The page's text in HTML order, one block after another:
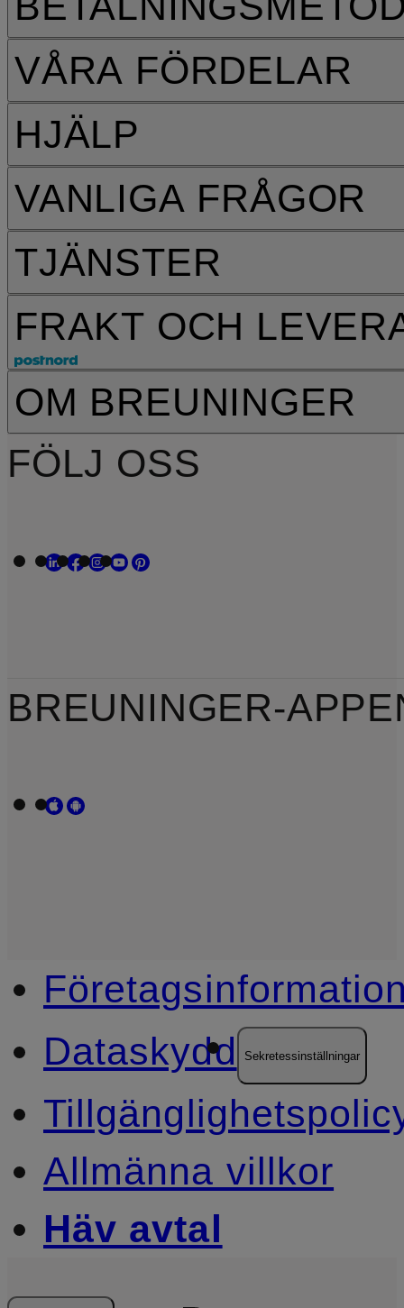
HJÄLP
VANLIGA FRÅGOR
TJÄNSTER
FRAKT OCH
VÅRA FÖRDELAR
OM BREUNINGER
FÖLJ OSS
BREUNINGER-
Dataskydd
Sekretessinställningar
Allmänna villkor
Häv avtal